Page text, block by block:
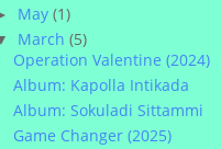
May(1)
March(5)
Operation Valentine (2024)
Album: Kapolla Intikada
Album: Sokuladi Sittammi
Game Changer (2025)